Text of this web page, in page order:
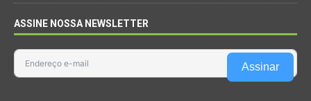
ASSINE NOSSA NEWSLETTER
Assinar